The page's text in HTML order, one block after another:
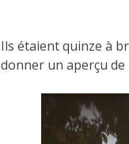
Ils étaient quinze à
donner un aperçu de